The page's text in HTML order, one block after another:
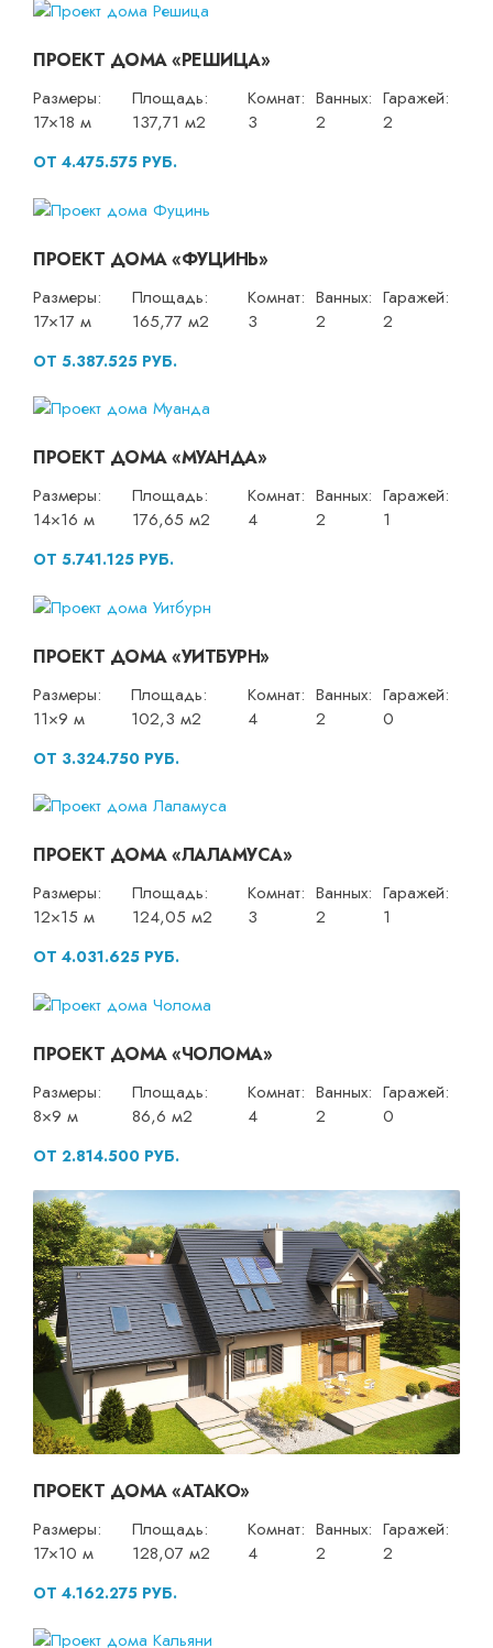
ПРОЕКТ ДОМА «РЕШИЦА»
Размеры:
17×18 м
Площадь:
137,71 м2
Комнат:
3
Ванных:
2
Гаражей:
2
ОТ 4.475.575 РУБ.
ПРОЕКТ ДОМА «ФУЦИНЬ»
Размеры:
17×17 м
Площадь:
165,77 м2
Комнат:
3
Ванных:
2
Гаражей:
2
ОТ 5.387.525 РУБ.
ПРОЕКТ ДОМА «МУАНДА»
Размеры:
14×16 м
Площадь:
176,65 м2
Комнат:
4
Ванных:
2
Гаражей:
1
ОТ 5.741.125 РУБ.
ПРОЕКТ ДОМА «УИТБУРН»
Размеры:
11×9 м
Площадь:
102,3 м2
Комнат:
4
Ванных:
2
Гаражей:
0
ОТ 3.324.750 РУБ.
ПРОЕКТ ДОМА «ЛАЛАМУСА»
Размеры:
12×15 м
Площадь:
124,05 м2
Комнат:
3
Ванных:
2
Гаражей:
1
ОТ 4.031.625 РУБ.
ПРОЕКТ ДОМА «ЧОЛОМА»
Размеры:
8×9 м
Площадь:
86,6 м2
Комнат:
4
Ванных:
2
Гаражей:
0
ОТ 2.814.500 РУБ.
ПРОЕКТ ДОМА «АТАКО»
Размеры:
17×10 м
Площадь:
128,07 м2
Комнат:
4
Ванных:
2
Гаражей:
2
ОТ 4.162.275 РУБ.